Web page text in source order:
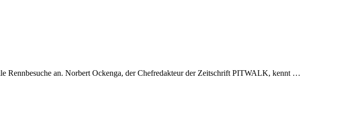
Rennbesuche an. Norbert Ockenga, der Chefredakteur der Zeitschrift PITWALK, kennt …